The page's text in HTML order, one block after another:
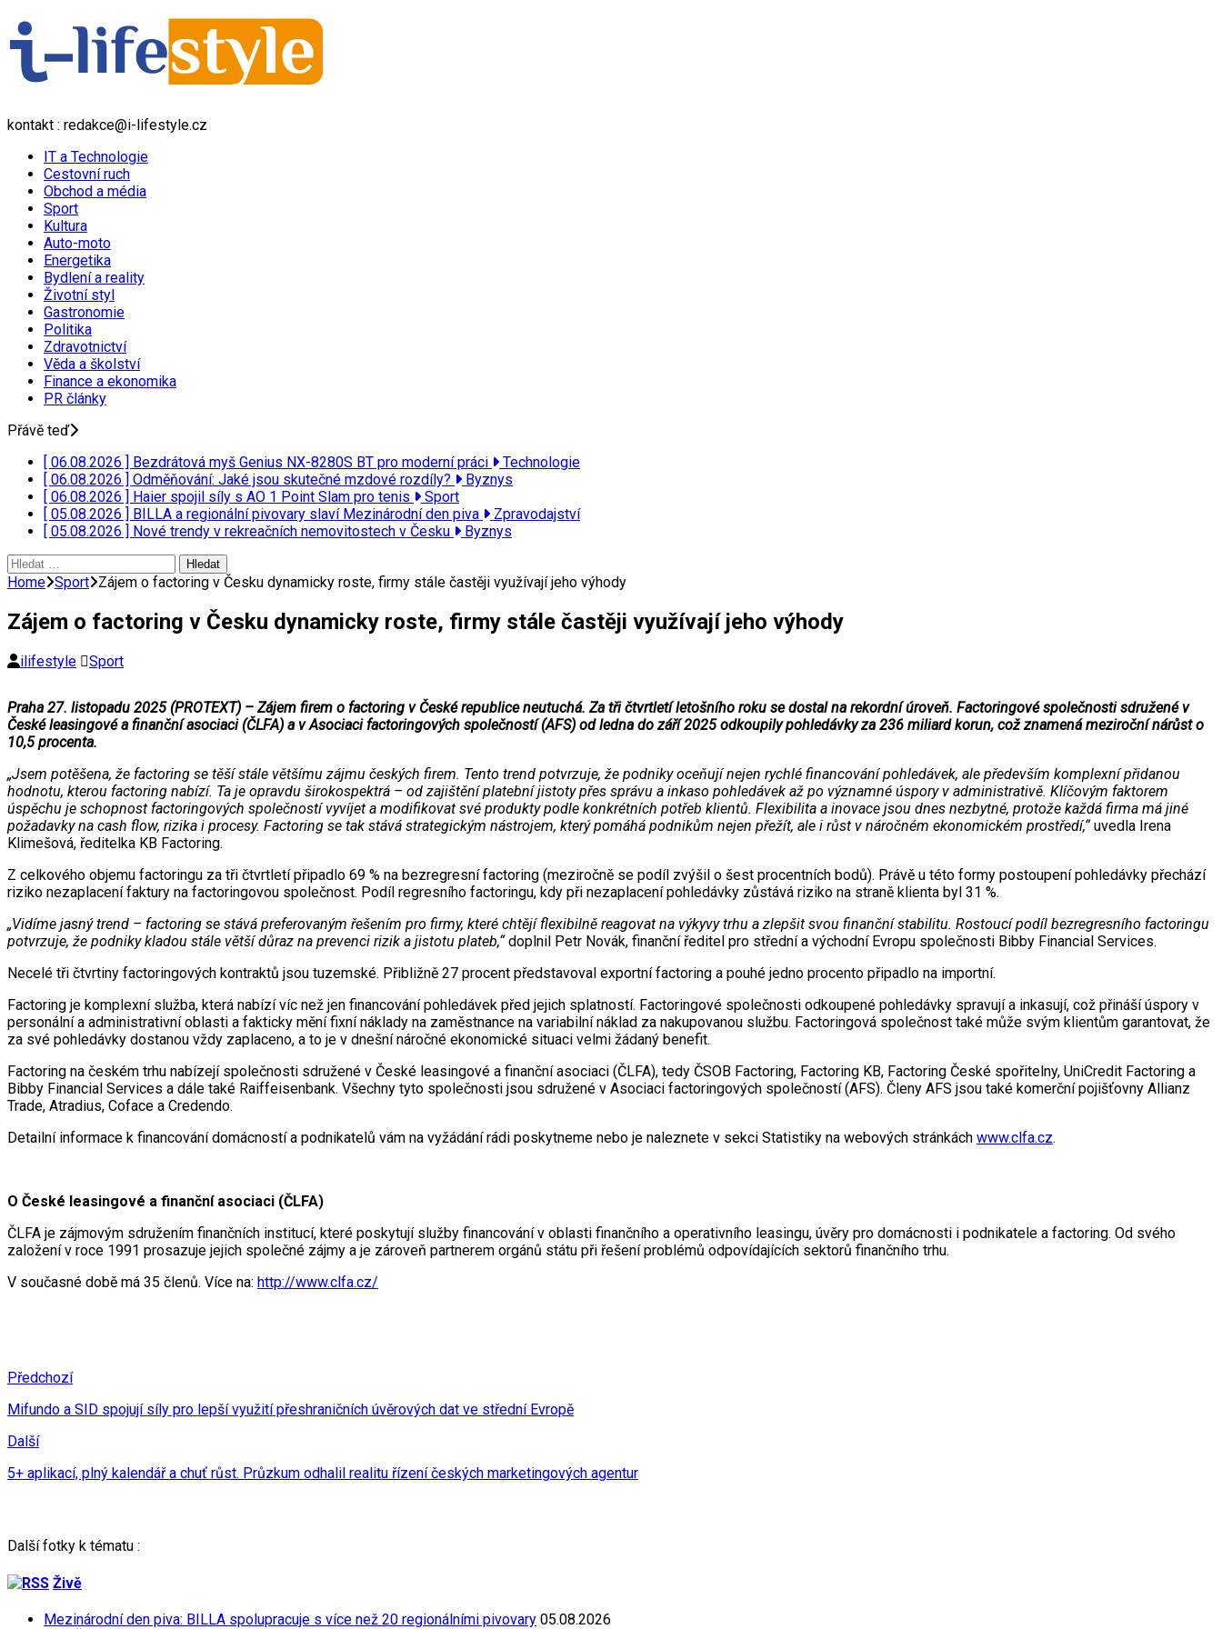
kontakt : redakce@i-lifestyle.cz
IT a Technologie
Cestovní ruch
Obchod a média
Sport
Kultura
Auto-moto
Energetika
Bydlení a reality
Životní styl
Gastronomie
Politika
Zdravotnictví
Věda a školství
Finance a ekonomika
PR články
Přávě teď
[ 06.08.2026 ] Bezdrátová myš Genius NX-8280S BT pro moderní práci
Technologie
[ 06.08.2026 ] Odměňování: Jaké jsou skutečné mzdové rozdíly?
Byznys
[ 06.08.2026 ] Haier spojil síly s AO 1 Point Slam pro tenis
Sport
[ 05.08.2026 ] BILLA a regionální pivovary slaví Mezinárodní den piva
Zpravodajství
[ 05.08.2026 ] Nové trendy v rekreačních nemovitostech v Česku
Byznys
Vyhledávání
Home Sport Zájem o factoring v Česku dynamicky roste, firmy stále častěji využívají jeho výhody
Zájem o factoring v Česku dynamicky roste, firmy stále častěji využívají jeho výhody
ilifestyle Sport
Praha 27. listopadu 2025 (PROTEXT) – Zájem firem o factoring v České republice neutuchá. Za tři čtvrtletí letošního roku se dostal na rekordní úroveň. Factoringové společnosti sdružené v
České leasingové a finanční asociaci (ČLFA) a v Asociaci factoringových společností (AFS) od ledna do září 2025 odkoupily pohledávky za 236 miliard korun, což znamená meziroční nárůst o
10,5 procenta.
„Jsem potěšena, že factoring se těší stále většímu zájmu českých firem. Tento trend potvrzuje, že podniky oceňují nejen rychlé financování pohledávek, ale především komplexní přidanou
hodnotu, kterou factoring nabízí. Ta je opravdu širokospektrá – od zajištění platební jistoty přes správu a inkaso pohledávek až po významné úspory v administrativě. Klíčovým faktorem
úspěchu je schopnost factoringových společností vyvíjet a modifikovat své produkty podle konkrétních potřeb klientů. Flexibilita a inovace jsou dnes nezbytné, protože každá firma má jiné
požadavky na cash flow, rizika i procesy. Factoring se tak stává strategickým nástrojem, který pomáhá podnikům nejen přežít, ale i růst v náročném ekonomickém prostředí,“uvedla Irena
Klimešová, ředitelka KB Factoring.
Z celkového objemu factoringu za tři čtvrtletí připadlo 69 % na bezregresní factoring (meziročně se podíl zvýšil o šest procentních bodů). Právě u této formy postoupení pohledávky přechází
riziko nezaplacení faktury na factoringovou společnost. Podíl regresního factoringu, kdy při nezaplacení pohledávky zůstává riziko na straně klienta byl 31 %.
„Vidíme jasný trend – factoring se stává preferovaným řešením pro firmy, které chtějí flexibilně reagovat na výkyvy trhu a zlepšit svou finanční stabilitu. Rostoucí podíl bezregresního factoringu
potvrzuje, že podniky kladou stále větší důraz na prevenci rizik a jistotu plateb,“doplnil Petr Novák, finanční ředitel pro střední a východní Evropu společnosti Bibby Financial Services.
Necelé tři čtvrtiny factoringových kontraktů jsou tuzemské. Přibližně 27 procent představoval exportní factoring a pouhé jedno procento připadlo na importní.
Factoring je komplexní služba, která nabízí víc než jen financování pohledávek před jejich splatností. Factoringové společnosti odkoupené pohledávky spravují a inkasují, což přináší úspory v
personální a administrativní oblasti a fakticky mění fixní náklady na zaměstnance na variabilní náklad za nakupovanou službu. Factoringová společnost také může svým klientům garantovat, že
za své pohledávky dostanou vždy zaplaceno, a to je v dnešní náročné ekonomické situaci velmi žádaný benefit.
Factoring na českém trhu nabízejí společnosti sdružené v České leasingové a finanční asociaci (ČLFA), tedy ČSOB Factoring, Factoring KB, Factoring České spořitelny, UniCredit Factoring a
Bibby Financial Services a dále také Raiffeisenbank. Všechny tyto společnosti jsou sdružené v Asociaci factoringových společností (AFS). Členy AFS jsou také komerční pojišťovny Allianz
Trade, Atradius, Coface a Credendo.
Detailní informace k financování domácností a podnikatelů vám na vyžádání rádi poskytneme nebo je naleznete v sekci Statistiky na webových stránkách www.clfa.cz.
O České leasingové a finanční asociaci (ČLFA)
ČLFA je zájmovým sdružením finančních institucí, které poskytují služby financování v oblasti finančního a operativního leasingu, úvěry pro domácnosti i podnikatele a factoring. Od svého
založení v roce 1991 prosazuje jejich společné zájmy a je zároveň partnerem orgánů státu při řešení problémů odpovídajících sektorů finančního trhu.
V současné době má 35 členů. Více na: http://www.clfa.cz/
Předchozí
Mifundo a SID spojují síly pro lepší využití přeshraničních úvěrových dat ve střední Evropě
Další
5+ aplikací, plný kalendář a chuť růst. Průzkum odhalil realitu řízení českých marketingových agentur
Další fotky k tématu :
Živě
Mezinárodní den piva: BILLA spolupracuje s více než 20 regionálními pivovary 05.08.2026